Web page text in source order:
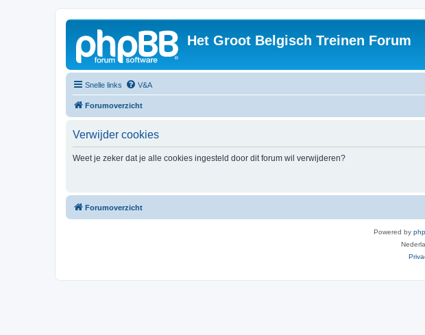
Het Groot Belgisch Treinen Forum
Snelle links V&A
Forumoverzicht
Verwijder cookies
Weet je zeker dat je alle cookies ingesteld door dit forum wil verwijderen?
Forumoverzicht
Powered by